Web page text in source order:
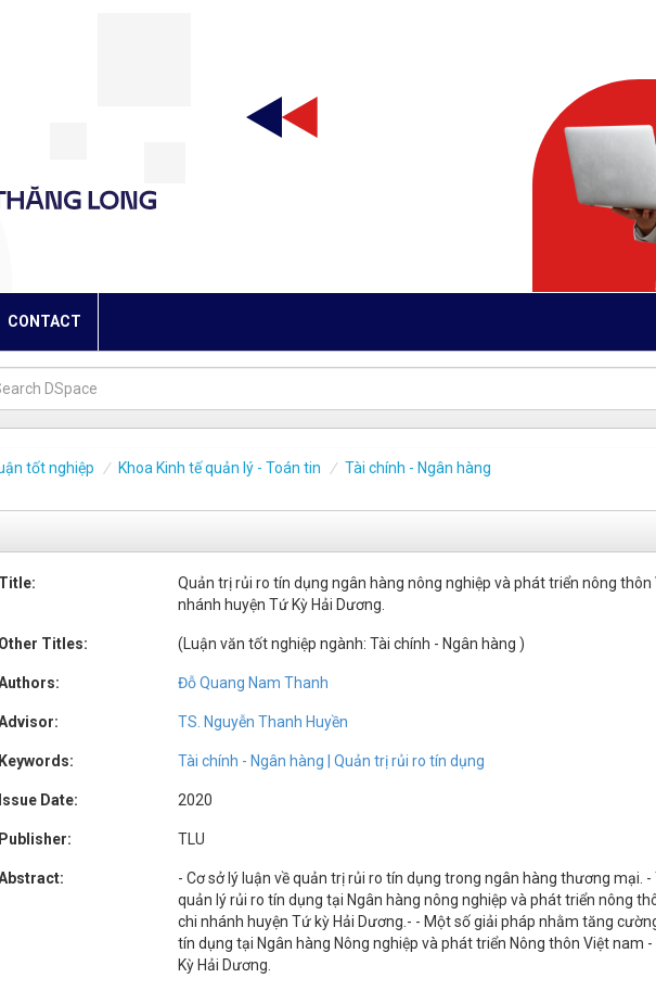
CONTACT
tốt nghiệp Khoa Kinh tế quản lý - Toán tin Tài chính - Ngân hàng
Title:
Quản trị rủi ro tín dụng ngân hàng nông nghiệp và phát triển nông thôn
nhánh huyện Tứ Kỳ Hải Dương.
Other Titles: (Luận văn tốt nghiệp ngành: Tài chính - Ngân hàng )
Đỗ Quang Nam Thanh
TS. Nguyễn Thanh Huyền
Keywords: Tài chính - Ngân hàng | Quản trị rủi ro tín dụng
Issue Date: 2020
Publisher: TLU
- Cơ sở lý luận về quản trị rủi ro tín dụng trong ngân hàng thương mại.
quản lý rủi ro tín dụng tại Ngân hàng nông nghiệp và phát triển nông
chi nhánh huyện Tứ kỳ Hải Dương.- - Một số giải pháp nhằm tăng
tín dụng tại Ngân hàng Nông nghiệp và phát triển Nông thôn Việt nam
Kỳ Hải Dương.